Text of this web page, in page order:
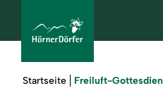
Sie
Startseite Freiluft-